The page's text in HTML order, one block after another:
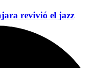
revivió el jazz